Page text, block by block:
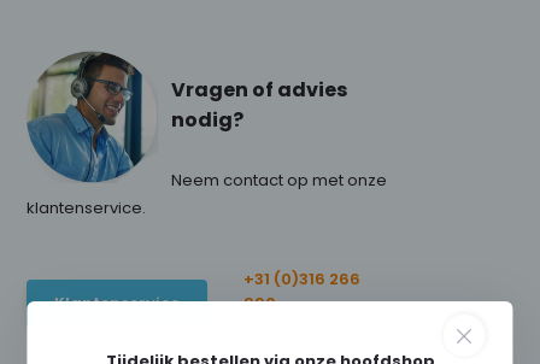
Vragen of advies
nodig?
Neem contact op met onze
klantenservice.
Klantenservice
+31 (0)316 266
990